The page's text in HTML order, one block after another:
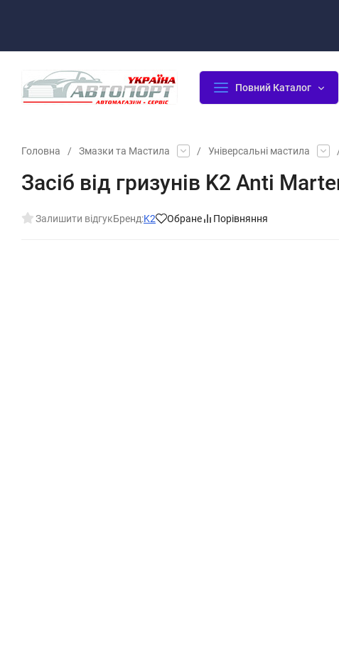
Повний Каталог
Головна / Змазки та Мастила / Універсальні мастила
Засіб від гризунів K2 Anti
Залишити відгукБренд:K2 Обране Порівняння